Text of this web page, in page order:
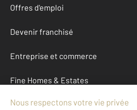
Offres d'emploi
Devenir franchisé
Entreprise et commerce
Fine Homes & Estates
À propos